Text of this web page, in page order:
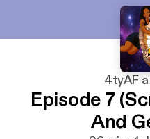
4tyAF
Episode 7
And